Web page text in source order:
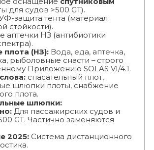
для судов >500 GT).
защита тента (материал
стойкости).
аптечки НЗ (антибиотики
плота (НЗ):Вода, еда, аптечка,
рыболовные снасти – строго
Приложению SOLAS VI/4.1.
спасательный плот,
шлюпки плоты, снабжение
плота.
шлюпки:
Для пассажирских судов и
GT. Частично заменяются
2025:Система дистанционного